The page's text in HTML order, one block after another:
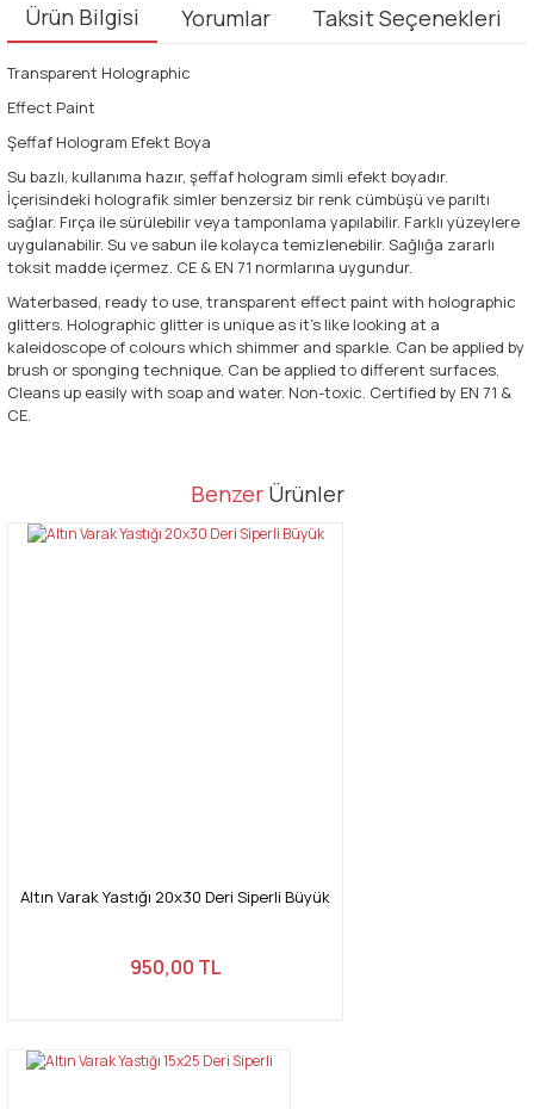
Ürün Bilgisi Yorumlar Taksit Seçenekleri
Transparent Holographic
Effect Paint
Şeffaf Hologram Efekt Boya
Su bazlı, kullanıma hazır, şeffaf hologram simli efekt boyadır.
İçerisindeki holografik simler benzersiz bir renk cümbüşü ve parıltı
sağlar. Fırça ile sürülebilir veya tamponlama yapılabilir. Farklı yüzeylere
uygulanabilir. Su ve sabun ile kolayca temizlenebilir. Sağlığa zararlı
toksit madde içermez. CE & EN 71 normlarına uygundur.
Waterbased, ready to use, transparent effect paint with holographic
glitters. Holographic glitter is unique as it's like looking at a
kaleidoscope of colours which shimmer and sparkle. Can be applied by
brush or sponging technique. Can be applied to different surfaces.
Cleans up easily with soap and water. Non-toxic. Certified by EN 71 &
CE.
Bu ürüne ilk yorumu siz yapın!
Bu ürünün fiyat bilgisi, resim, ürün açıklamalarında ve diğer
tarafımıza iletebilirsiniz.
Gönder
Benzer Ürünler
Altın Varak Yastığı 20x30 Deri Siperli Büyük
950,00 TL